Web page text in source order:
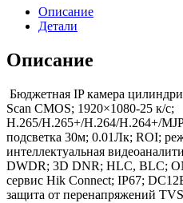
Описание
Детали
Описание
Бюджетная IP камера
Scan CMOS; 1920×1080-25 к/с;
H.265/H.265+/H.264/H.264+/
подсветка 30м; 0.01Лк; ROI;
интеллектуальная
DWDR; 3D DNR; HLC, BLC;
сервис Hik Connect; IP67;
защита от перенапряжений